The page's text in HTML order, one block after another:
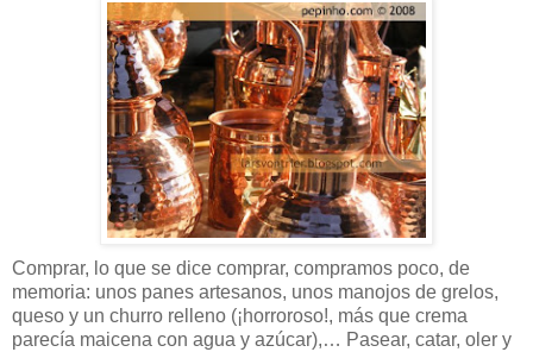
Comprar, lo que se dice comprar, compramos poco, de
memoria: unos panes artesanos, unos manojos de grelos,
queso y un churro relleno (¡horroroso!, más que crema
parecía maicena con agua y azúcar),… Pasear, catar, oler y